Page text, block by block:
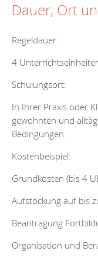
Dauer, Ort
Regeldauer:
4
Schulungsort:
In Ihrer Praxis oder
gewohnten und
Bedingungen.
Kostenbeispiel:
Grundkosten (bis 4
Aufstockung auf
Beantragung
Organisation und